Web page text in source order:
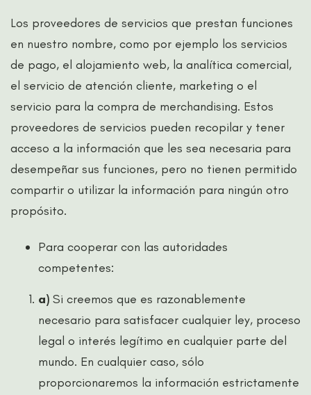
Los proveedores de servicios que prestan funciones
en nuestro nombre, como por ejemplo los servicios
de pago, el alojamiento web, la analítica comercial,
el servicio de atención cliente, marketing o el
servicio para la compra de merchandising. Estos
proveedores de servicios pueden recopilar y tener
acceso a la información que les sea necesaria para
desempeñar sus funciones, pero no tienen permitido
compartir o utilizar la información para ningún otro
propósito.
Para cooperar con las autoridades
competentes:
a) Si creemos que es razonablemente
necesario para satisfacer cualquier ley, proceso
legal o interés legítimo en cualquier parte del
mundo. En cualquier caso, sólo
proporcionaremos la información estrictamente